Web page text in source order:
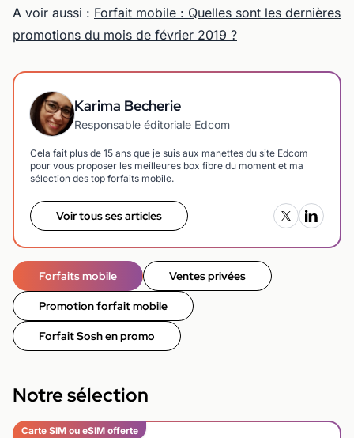
A voir aussi : Forfait mobile : Quelles sont les dernières
promotions du mois de février 2019 ?
Karima Becherie
Responsable éditoriale Edcom
Cela fait plus de 15 ans que je suis aux manettes du site Edcom
pour vous proposer les meilleures box fibre du moment et ma
sélection des top forfaits mobile.
Voir tous ses articles
Forfaits mobile Ventes privées
Promotion forfait mobile
Forfait Sosh en promo
Notre sélection
Carte SIM ou eSIM offerte